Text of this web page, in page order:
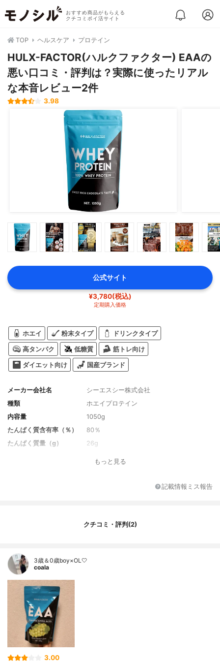
おすすめ商品がもらえる
クチコミポイ活サイト
TOP ヘルスケア プロテイン
HULX-FACTOR(ハルクファクター) EAAの
悪い口コミ・評判は？実際に使ったリアル
な本音レビュー2件
3.98
公式サイト
¥3,780(税込)
定期購入価格
ホエイ 粉末タイプ ドリンクタイプ
高タンパク 低糖質 筋トレ向け
ダイエット向け 国産ブランド
メーカー会社名
シーエスシー株式会社
種類
ホエイプロテイン
内容量
1050g
たんぱく質含有率（％）
80％
たんぱく質量（g）
26g
必須アミノ酸、V.B1、V.B6、V.A、V.B2、
特徴
なし
もっと見る
記載情報ミス報告
クチコミ・評判(2)
3歳＆0歳boy×OL🤍
coala
3.00